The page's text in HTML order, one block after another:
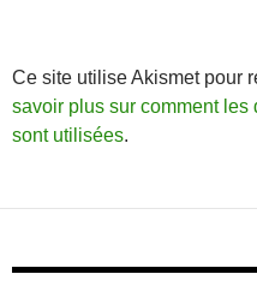
Ce site utilise Akismet pour
savoir plus sur comment
sont utilisées.